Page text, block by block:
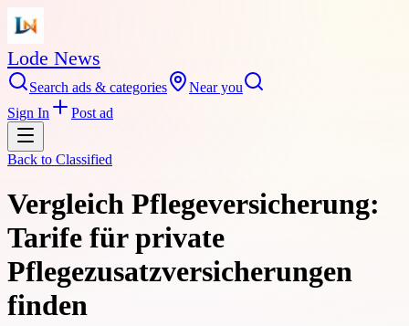
Lode News
Search ads & categories
Near you
Sign In
Post ad
Back to Classified
Vergleich Pflegeversicherung:
Tarife für private
Pflegezusatzversicherungen
finden